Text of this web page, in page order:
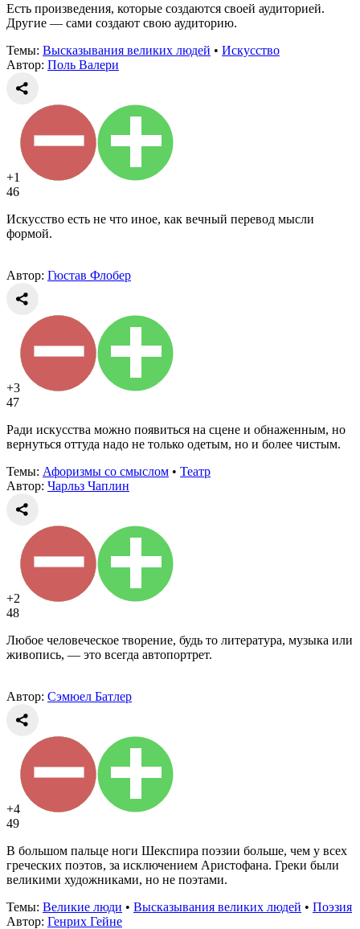
Есть произведения, которые создаются своей аудиторией.
Другие — сами создают свою аудиторию.
Темы: Высказывания великих людей • Искусство
Автор: Поль Валери
+1
46
Искусство есть не что иное, как вечный перевод мысли
формой.
Автор: Гюстав Флобер
+3
47
Ради искусства можно появиться на сцене и обнаженным, но
вернуться оттуда надо не только одетым, но и более чистым.
Темы: Афоризмы со смыслом • Театр
Автор: Чарльз Чаплин
+2
48
Любое человеческое творение, будь то литература, музыка или
живопись, — это всегда автопортрет.
Автор: Сэмюел Батлер
+4
49
В большом пальце ноги Шекспира поэзии больше, чем у всех
греческих поэтов, за исключением Аристофана. Греки были
великими художниками, но не поэтами.
Темы: Великие люди • Высказывания великих людей • Поэзия
Автор: Генрих Гейне